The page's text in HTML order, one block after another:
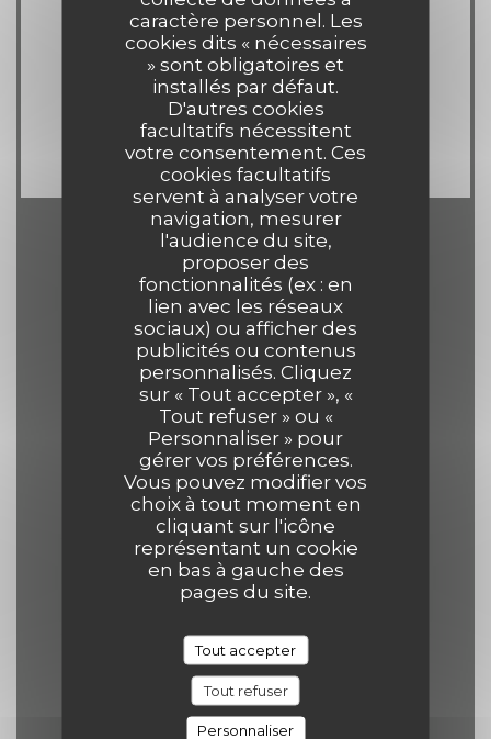
caractère personnel. Les
cookies dits « nécessaires
» sont obligatoires et
installés par défaut.
D'autres cookies
facultatifs nécessitent
votre consentement. Ces
cookies facultatifs
servent à analyser votre
navigation, mesurer
l'audience du site,
proposer des
fonctionnalités (ex : en
lien avec les réseaux
sociaux) ou afficher des
publicités ou contenus
personnalisés. Cliquez
sur « Tout accepter », «
Tout refuser » ou «
Personnaliser » pour
gérer vos préférences.
Vous pouvez modifier vos
choix à tout moment en
cliquant sur l'icône
représentant un cookie
en bas à gauche des
pages du site.
Tout accepter
Tout refuser
Personnaliser
Moyens de paiement
American Express, Visa,
Eurocard/Mastercard, Espèces, Carte
Bleue
Horaires
Lun-Jeu
12h00 - 14h00 • 19h00 - 21h30
Vendredi
12h00 - 14h00
19h00 - 22h00
Samedi
12h00 - 14h30
19h00 - 22h00
Dimanche
12h00 - 14h30
• 19h00 - 21h30